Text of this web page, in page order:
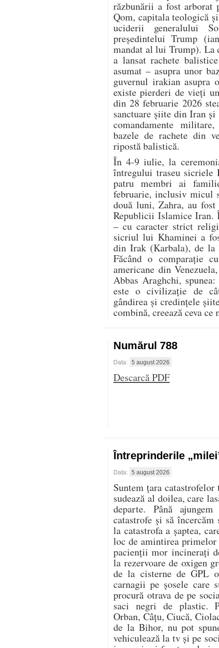
răzbunării a fost arborat
Qom, capitala teologică
uciderii generalului
președintelui Trump
mandat al lui Trump). La
a lansat rachete
asumat – asupra unor
guvernul irakian asupra
existe pierderi de vieți
din 28 februarie 2026
sanctuare șiite din Iran
comandamente
bazele de rachete din
ripostă balistică.
În 4-9 iulie, la
întregului traseu
patru membri ai
februarie, inclusiv micul
două luni, Zahra, au
Republicii Islamice Iran.
– cu caracter strict
sicriul lui Khaminei a
din Irak (Karbala), de
Făcând o comparație
americane din
Abbas Araghchi,
este o civilizație de
gândirea și credințele
combină, creează ceva
Numărul 788
Data: 5 august 2026
Descarcă PDF
Întreprinderile
Data: 5 august 2026
Suntem țara
sudează al doilea, care
departe. Până
catastrofe și să
la catastrofa a șaptea,
loc de amintirea
pacienții mor incinerați
la rezervoare de oxigen
de la cisterne de GPL
carnagii pe șosele care
procură otrava de pe
saci negri de plastic.
Orban, Câțu, Ciucă,
de la Bihor, nu pot
vehiculează la tv și pe